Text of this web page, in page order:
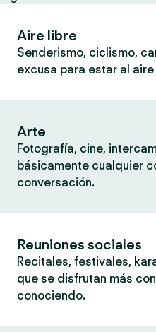
Aire libre
Senderismo, ciclismo,
excusa para estar al
Arte
Fotografía, cine,
básicamente cualquier
conversación.
Reuniones sociales
Recitales, festivales,
que se disfrutan más
conociendo.